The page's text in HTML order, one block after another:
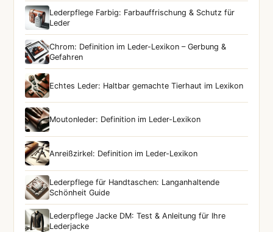
Lederpflege Farbig: Farbauffrischung & Schutz für
Leder
Chrom: Definition im Leder-Lexikon – Gerbung &
Gefahren
Echtes Leder: Haltbar gemachte Tierhaut im Lexikon
Moutonleder: Definition im Leder-Lexikon
Anreißzirkel: Definition im Leder-Lexikon
Lederpflege für Handtaschen: Langanhaltende
Schönheit Guide
Lederpflege Jacke DM: Test & Anleitung für Ihre
Lederjacke